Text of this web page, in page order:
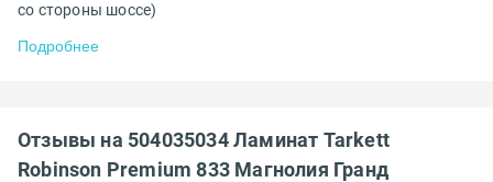
со стороны шоссе)
Подробнее
Отзывы на 504035034 Ламинат Tarkett
Robinson Premium 833 Магнолия Гранд